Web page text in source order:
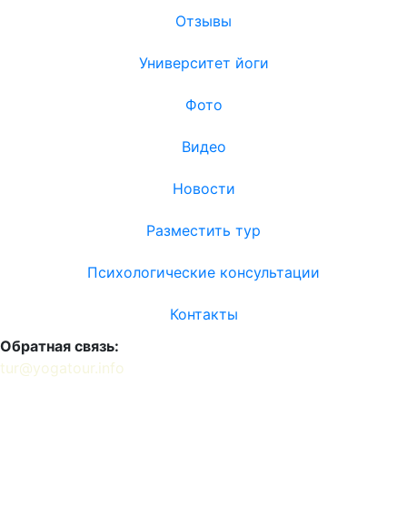
Отзывы
Университет йоги
Фото
Видео
Новости
Разместить тур
Психологические консультации
Контакты
Обратная связь:
tur@yogatour.info